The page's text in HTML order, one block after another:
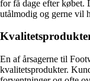
for få dage efter købet.
utålmodig og gerne vil
En af årsagerne til
kvalitetsprodukter.